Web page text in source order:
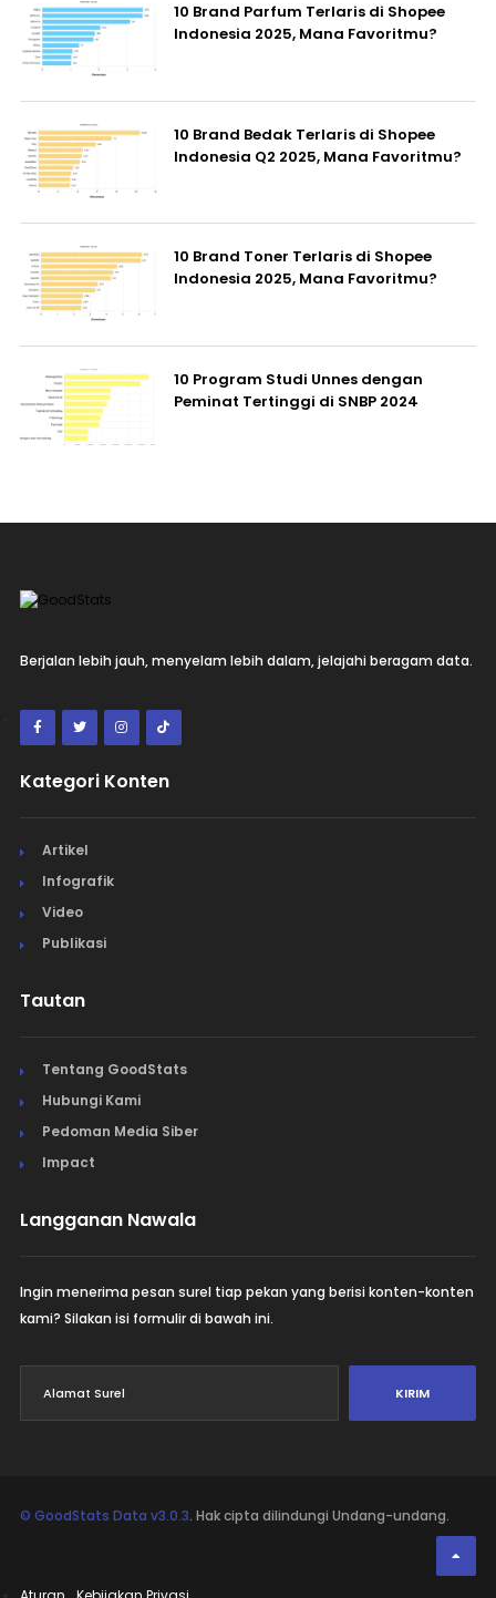
10 Brand Parfum Terlaris di Shopee
Indonesia 2025, Mana Favoritmu?
10 Brand Bedak Terlaris di Shopee
Indonesia Q2 2025, Mana Favoritmu?
10 Brand Toner Terlaris di Shopee
Indonesia 2025, Mana Favoritmu?
10 Program Studi Unnes dengan
Peminat Tertinggi di SNBP 2024
Berjalan lebih jauh, menyelam lebih dalam, jelajahi beragam data.
Kategori Konten
Artikel
Infografik
Video
Publikasi
Tautan
Tentang GoodStats
Hubungi Kami
Pedoman Media Siber
Impact
Langganan Nawala
Ingin menerima pesan surel tiap pekan yang berisi konten-konten
kami? Silakan isi formulir di bawah ini.
KIRIM
© GoodStats Data v3.0.3. Hak cipta dilindungi Undang-undang.